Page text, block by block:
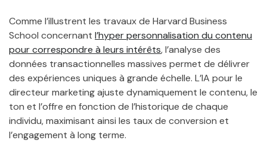
Comme l’illustrent les travaux de Harvard Business
School concernant l’hyper personnalisation du contenu
pour correspondre à leurs intérêts, l’analyse des
données transactionnelles massives permet de délivrer
des expériences uniques à grande échelle. L’IA pour le
directeur marketing ajuste dynamiquement le contenu, le
ton et l’offre en fonction de l’historique de chaque
individu, maximisant ainsi les taux de conversion et
l’engagement à long terme.